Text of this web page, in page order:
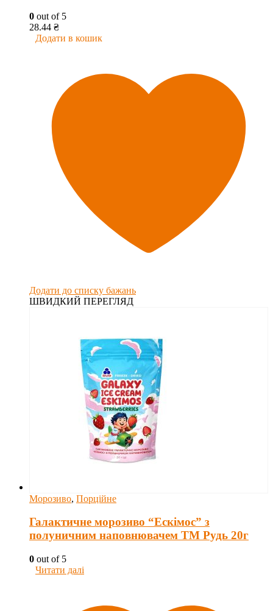
0 out of 5
28.44 ₴
Додати в кошик
Додати до списку бажань
ШВИДКИЙ ПЕРЕГЛЯД
Морозиво, Порційне
Галактичне морозиво “Ескімос” з
полуничним наповнювачем ТМ Рудь 20г
0 out of 5
Читати далі